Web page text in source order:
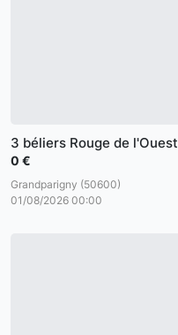
3 béliers Rouge de l'Ouest
0 €
Grandparigny (50600)
01/08/2026 00:00